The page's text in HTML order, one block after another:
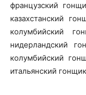
французский
казахстанский
колумбийский
нидерландский
колумбийский
итальянский